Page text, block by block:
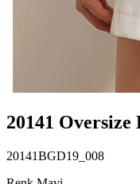
20141
20141BGD19_008